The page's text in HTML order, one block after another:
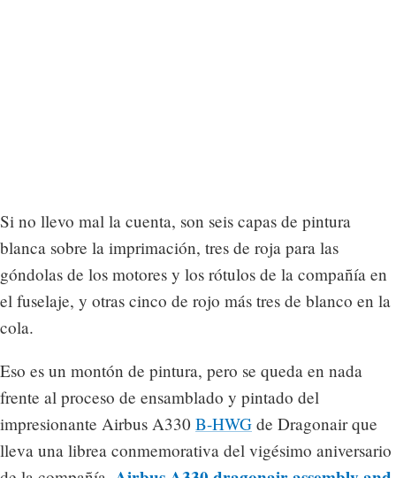
Si no llevo mal la cuenta, son seis capas de pintura
blanca sobre la imprimación, tres de roja para las
góndolas de los motores y los rótulos de la compañía en
el fuselaje, y otras cinco de rojo más tres de blanco en la
cola.
Eso es un montón de pintura, pero se queda en nada
frente al proceso de ensamblado y pintado del
impresionante Airbus A330 B-HWG de Dragonair que
lleva una librea conmemorativa del vigésimo aniversario